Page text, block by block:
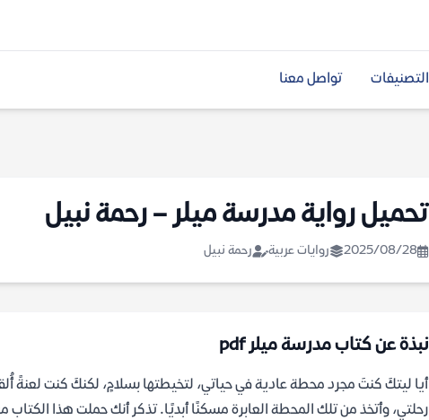
التصنيفات تواصل معنا
تحميل رواية مدرسة ميلر – رحمة نبيل
2025/08/28 روايات عربية رحمة نبيل
نبذة عن كتاب مدرسة ميلر pdf
أيا ليتكَ كنتَ مجرد محطة عادية في حياتي، لتخيطتها بسلامٍ، لكنكَ كنت لعنةً
رحلتي، وأتخذ من تلك المحطة العابرة مسكنًا أبديًا. تذكر أنك حملت هذا